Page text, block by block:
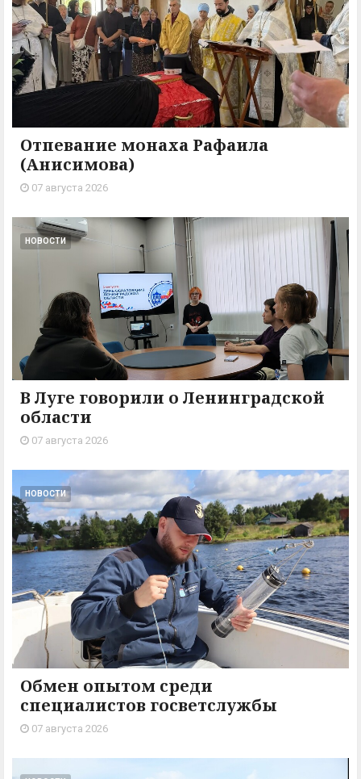
Отпевание монаха Рафаила
(Анисимова)
07 августа 2026
НОВОСТИ
В Луге говорили о Ленинградской
области
07 августа 2026
НОВОСТИ
Обмен опытом среди
специалистов госветслужбы
07 августа 2026